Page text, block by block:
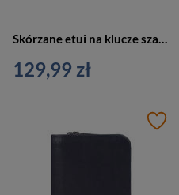
Skórzane etui na klucze szare Vip Collection Palermo 10 GREY
129,99 zł